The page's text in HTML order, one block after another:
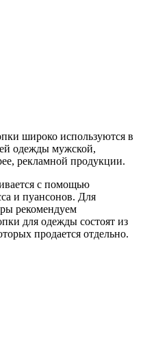
широко используются в
одежды мужской,
рекламной продукции.
с помощью
и пуансонов. Для
рекомендуем
для одежды состоят из
продается отдельно.